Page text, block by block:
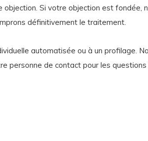
Si votre objection est fondée,
définitivement le traitement.
automatisée ou à un profilage.
personne de contact pour les